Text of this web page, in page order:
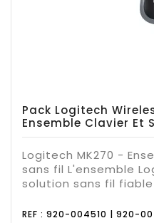
Pack Logitech
Ensemble Clavier Et
Logitech MK270 -
sans fil L'ensemble
solution sans fil
REF : 920-004510 | 920-